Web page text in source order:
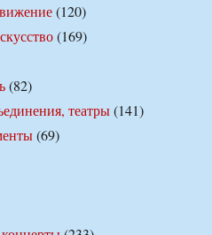
(120)
(169)
(82)
театры(141)
(69)